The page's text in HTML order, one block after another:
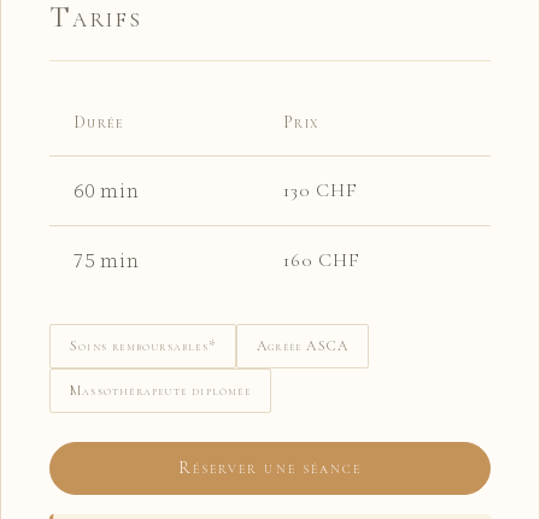
Tarifs
Durée Prix
60 min 130 CHF
75 min 160 CHF
Soins remboursables* Agréée ASCA
Massothérapeute diplômée
Réserver une séance